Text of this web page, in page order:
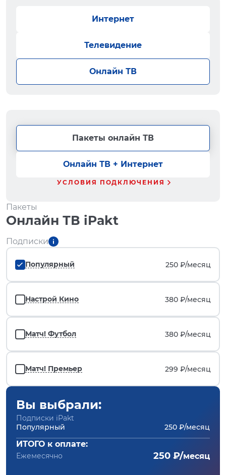
Интернет
Телевидение
Онлайн ТВ
Пакеты онлайн ТВ
Онлайн ТВ + Интернет
УСЛОВИЯ ПОДКЛЮЧЕНИЯ
Пакеты
Онлайн ТВ iPakt
Подписки
Популярный 250 ₽/месяц
Настрой Кино 380 ₽/месяц
Матч! Футбол 380 ₽/месяц
Матч! Премьер 299 ₽/месяц
Вы выбрали:
Подписки iPakt
Популярный
250 ₽/месяц
ИТОГО к оплате:
Ежемесячно 250 ₽/месяц